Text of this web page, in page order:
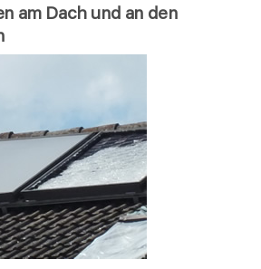
am Dach und an den